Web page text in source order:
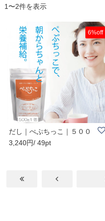
1〜2件を表示
6%off
だし｜ぺぷちっこ｜５００
ｇ１個｜無添加..
3,240円/ 49pt